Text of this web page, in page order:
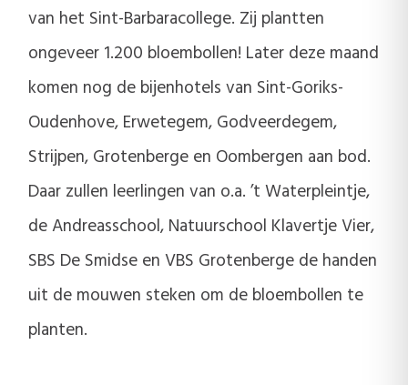
van het Sint-Barbaracollege. Zij plantten
ongeveer 1.200 bloembollen! Later deze maand
komen nog de bijenhotels van Sint-Goriks-
Oudenhove, Erwetegem, Godveerdegem,
Strijpen, Grotenberge en Oombergen aan bod.
Daar zullen leerlingen van o.a. ’t Waterpleintje,
de Andreasschool, Natuurschool Klavertje Vier,
SBS De Smidse en VBS Grotenberge de handen
uit de mouwen steken om de bloembollen te
planten.